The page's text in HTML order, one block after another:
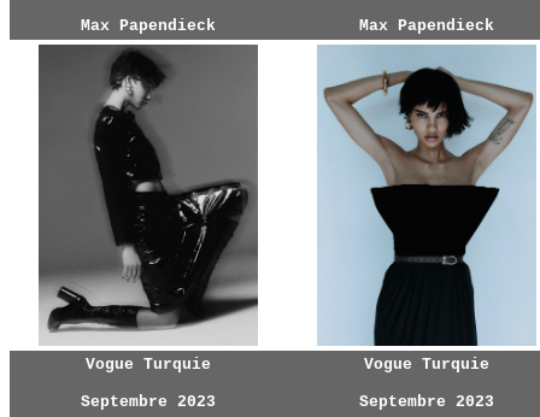
Max Papendieck Max Papendieck
Vogue Turquie
Septembre 2023
Vogue Turquie
Septembre 2023